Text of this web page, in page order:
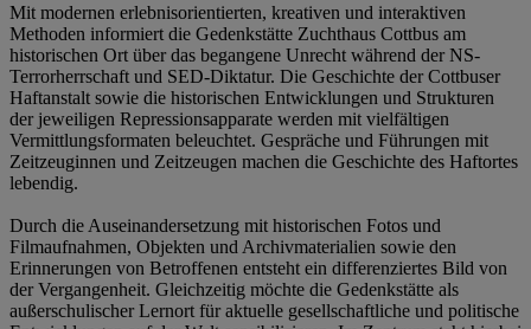
Mit modernen erlebnisorientierten, kreativen und interaktiven
Methoden informiert die Gedenkstätte Zuchthaus Cottbus am
historischen Ort über das begangene Unrecht während der NS-
Terrorherrschaft und SED-Diktatur. Die Geschichte der Cottbuser
Haftanstalt sowie die historischen Entwicklungen und Strukturen
der jeweiligen Repressionsapparate werden mit vielfältigen
Vermittlungsformaten beleuchtet. Gespräche und Führungen mit
Zeitzeuginnen und Zeitzeugen machen die Geschichte des Haftortes
lebendig.
Durch die Auseinandersetzung mit historischen Fotos und
Filmaufnahmen, Objekten und Archivmaterialien sowie den
Erinnerungen von Betroffenen entsteht ein differenziertes Bild von
der Vergangenheit. Gleichzeitig möchte die Gedenkstätte als
außerschulischer Lernort für aktuelle gesellschaftliche und politische